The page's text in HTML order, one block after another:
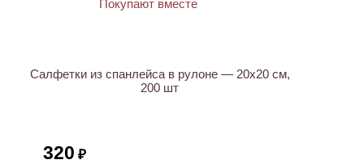
Салфетки из спанлейса в рулоне — 20х20 см,
200 шт
320 ₽